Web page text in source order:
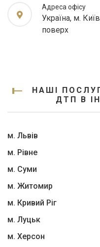
Адреса офісу
Україна, м.
поверх
НАШІ
ДТП В
м. Львів
м. Рівне
м. Суми
м. Житомир
м. Кривий Ріг
м. Луцьк
м. Херсон